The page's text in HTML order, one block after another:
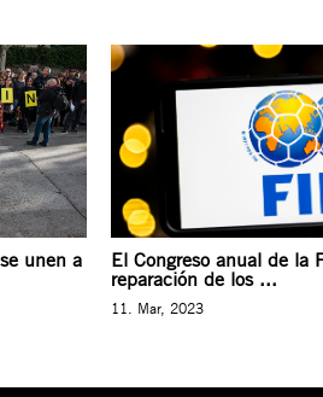
unen a
El Congreso anual de la
reparación de los ...
11. Mar, 2023